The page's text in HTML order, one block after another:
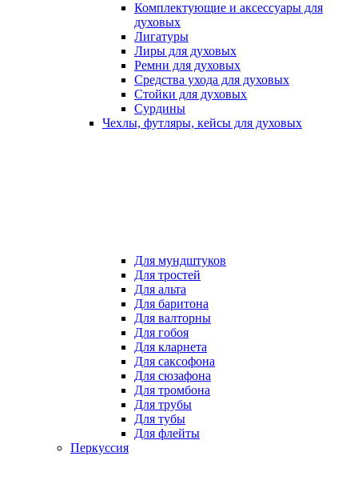
Комплектующие и аксессуары для
духовых
Лигатуры
Лиры для духовых
Ремни для духовых
Средства ухода для духовых
Стойки для духовых
Сурдины
Чехлы, футляры, кейсы для духовых
Для мундштуков
Для тростей
Для альта
Для баритона
Для валторны
Для гобоя
Для кларнета
Для саксофона
Для сюзафона
Для тромбона
Для трубы
Для тубы
Для флейты
Перкуссия